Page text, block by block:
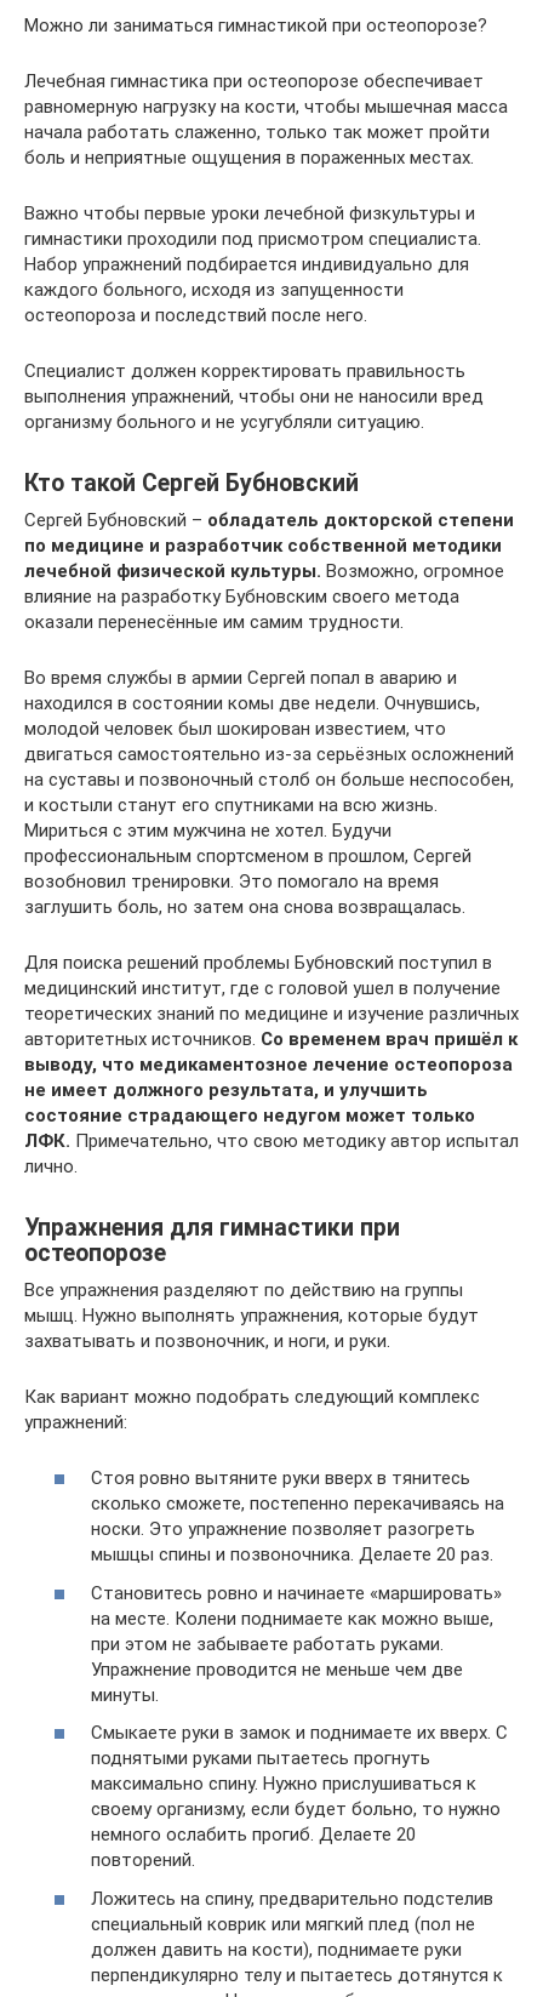
Можно ли заниматься гимнастикой при остеопорозе?
Лечебная гимнастика при остеопорозе обеспечивает
равномерную нагрузку на кости, чтобы мышечная масса
начала работать слаженно, только так может пройти
боль и неприятные ощущения в пораженных местах.
Важно чтобы первые уроки лечебной физкультуры и
гимнастики проходили под присмотром специалиста.
Набор упражнений подбирается индивидуально для
каждого больного, исходя из запущенности
остеопороза и последствий после него.
Специалист должен корректировать правильность
выполнения упражнений, чтобы они не наносили вред
организму больного и не усугубляли ситуацию.
Кто такой Сергей Бубновский
Сергей Бубновский – обладатель докторской степени
по медицине и разработчик собственной методики
лечебной физической культуры. Возможно, огромное
влияние на разработку Бубновским своего метода
оказали перенесённые им самим трудности.
Во время службы в армии Сергей попал в аварию и
находился в состоянии комы две недели. Очнувшись,
молодой человек был шокирован известием, что
двигаться самостоятельно из-за серьёзных осложнений
на суставы и позвоночный столб он больше неспособен,
и костыли станут его спутниками на всю жизнь.
Мириться с этим мужчина не хотел. Будучи
профессиональным спортсменом в прошлом, Сергей
возобновил тренировки. Это помогало на время
заглушить боль, но затем она снова возвращалась.
Для поиска решений проблемы Бубновский поступил в
медицинский институт, где с головой ушел в получение
теоретических знаний по медицине и изучение различных
авторитетных источников. Со временем врач пришёл к
выводу, что медикаментозное лечение остеопороза
не имеет должного результата, и улучшить
состояние страдающего недугом может только
ЛФК. Примечательно, что свою методику автор испытал
лично.
Упражнения для гимнастики при
остеопорозе
Все упражнения разделяют по действию на группы
мышц. Нужно выполнять упражнения, которые будут
захватывать и позвоночник, и ноги, и руки.
Как вариант можно подобрать следующий комплекс
упражнений:
Стоя ровно вытяните руки вверх в тянитесь
сколько сможете, постепенно перекачиваясь на
носки. Это упражнение позволяет разогреть
мышцы спины и позвоночника. Делаете 20 раз.
Становитесь ровно и начинаете «маршировать»
на месте. Колени поднимаете как можно выше,
при этом не забываете работать руками.
Упражнение проводится не меньше чем две
минуты.
Смыкаете руки в замок и поднимаете их вверх. С
поднятыми руками пытаетесь прогнуть
максимально спину. Нужно прислушиваться к
своему организму, если будет больно, то нужно
немного ослабить прогиб. Делаете 20
повторений.
Ложитесь на спину, предварительно подстелив
специальный коврик или мягкий плед (пол не
должен давить на кости), поднимаете руки
перпендикулярно телу и пытаетесь дотянутся к